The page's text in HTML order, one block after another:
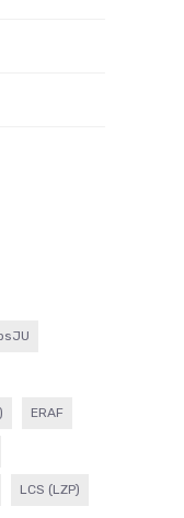
ERAF
LCS (LZP)